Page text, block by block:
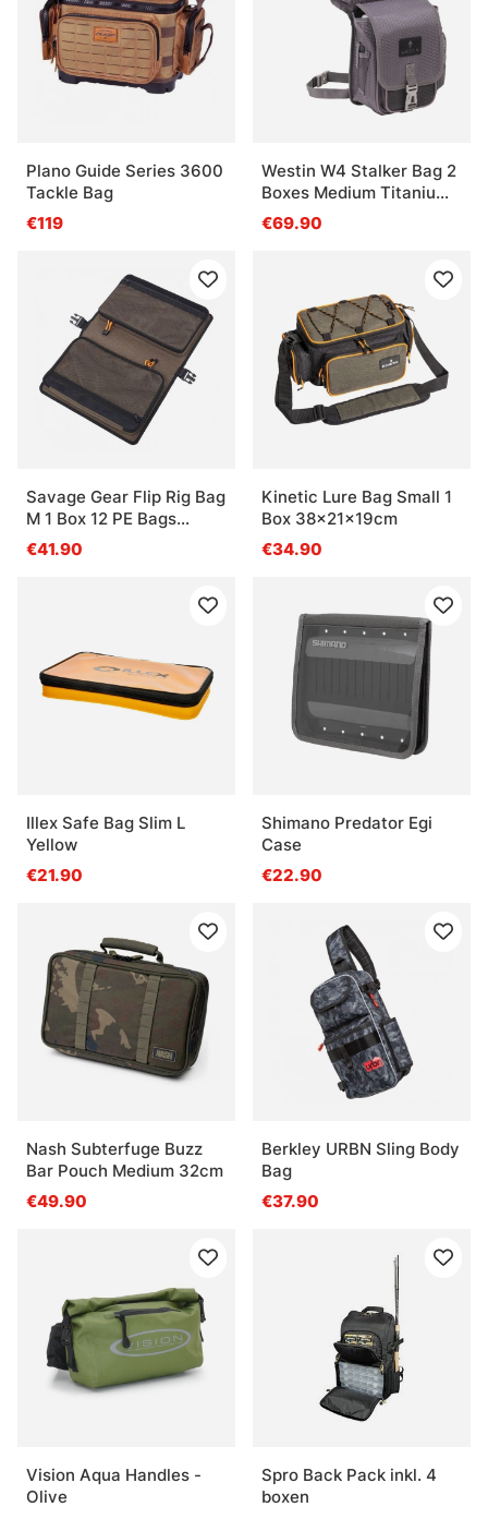
Plano Guide Series 3600
Tackle Bag
€119
Westin W4 Stalker Bag 2
Boxes Medium Titanium
Black
€69.90
Savage Gear Flip Rig Bag
M 1 Box 12 PE Bags
30x20x10cm 6L
€41.90
Kinetic Lure Bag Small 1
Box 38x21x19cm
€34.90
Illex Safe Bag Slim L
Yellow
€21.90
Shimano Predator Egi
Case
€22.90
Nash Subterfuge Buzz
Bar Pouch Medium 32cm
€49.90
Berkley URBN Sling Body
Bag
€37.90
Vision Aqua Handles -
Olive
Spro Back Pack inkl. 4
boxen